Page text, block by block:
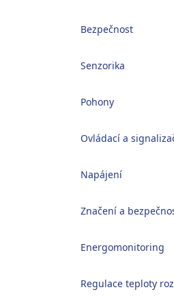
Bezpečnost
Senzorika
Pohony
Ovládací a
Napájení
Značení a
Energomonitoring
Regulace teploty